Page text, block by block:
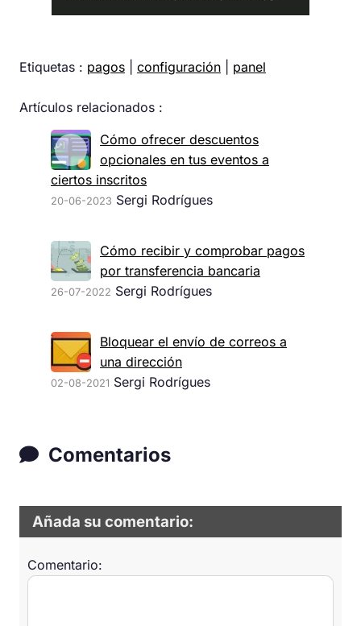
Etiquetas : pagos configuración panel
Artículos relacionados :
Cómo ofrecer descuentos
opcionales en tus eventos a
ciertos inscritos
20-06-2023 Sergi Rodrígues
Cómo recibir y comprobar pagos
por transferencia bancaria
26-07-2022 Sergi Rodrígues
Bloquear el envío de correos a
una dirección
02-08-2021 Sergi Rodrígues
Comentarios
Añada su comentario:
Comentario: